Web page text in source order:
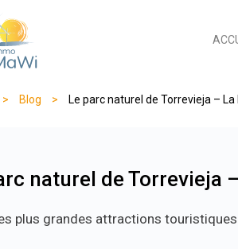
> Blog > Le parc naturel de Torrevieja – La
naturel de Torrevieja
plus grandes attractions